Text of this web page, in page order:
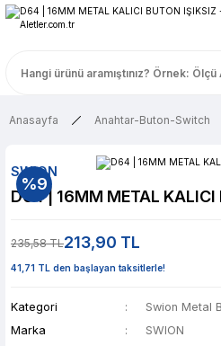
Anasayfa Anahtar-Buton-Switch
%9
SWION
D64 | 16MM METAL KALICI
235,58 TL213,90 TL
41,71 TL den başlayan taksitlerle!
Kategori
Swion Metal
Marka
SWION